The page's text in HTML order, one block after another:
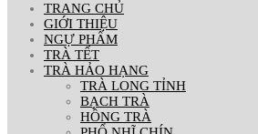
TRANG CHỦ
GIỚI THIỆU
NGỰ PHẨM
TRÀ TẾT
TRÀ HẢO HẠNG
TRÀ LONG TỈNH
BẠCH TRÀ
HỒNG TRÀ